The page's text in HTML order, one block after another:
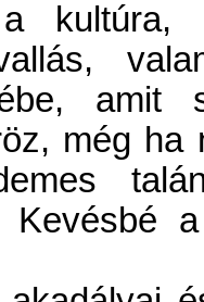
kultúra,
amit
még ha
Kevésbé